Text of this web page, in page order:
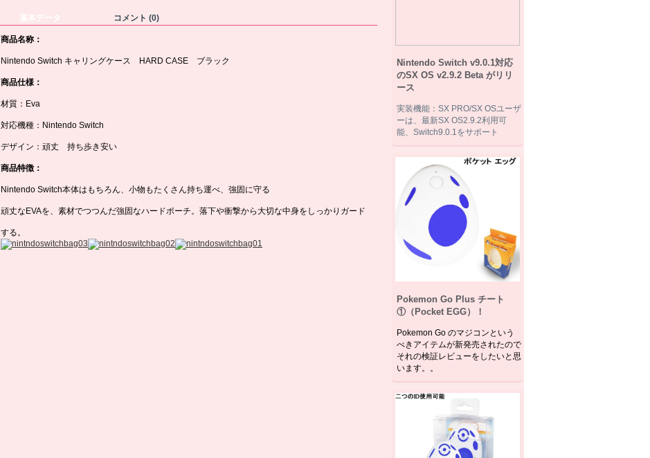
コメント (0)
商品名称：
Nintendo Switch キャリングケース HARD CASE ブラック
商品仕様：
材質：Eva
対応機種：Nintendo Switch
デザイン：頑丈 持ち歩き安い
商品特徴：
Nintendo Switch本体はもちろん、小物もたくさん持ち運べ、強固に守る
頑丈なEVAを、素材でつつんだ強固なハードポーチ。落下や衝撃から大切な中身をしっかりガード
する。
Nintendo Switch v9.0.1対応
のSX OS v2.9.2 Beta がリリ
ース
実装機能：SX PRO/SX OSユーザ
ーは、最新SX OS2.9.2利用可
能、Switch9.0.1をサポート
Pokemon Go Plus チート
①（Pocket EGG）！
Pokemon Go のマジコンという
べきアイテムが新発売されたので
それの検証レビューをしたいと思
います。。